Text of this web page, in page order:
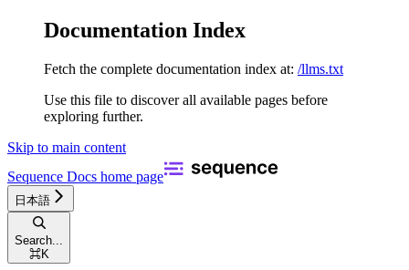
Documentation Index
Fetch the complete documentation index at: /llms.txt
Use this file to discover all available pages before
exploring further.
Skip to main content
Sequence Docs home page
日本語
Search...
⌘K